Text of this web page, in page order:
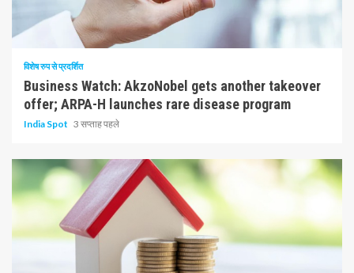
10 न्यूनतम पढ़ा
विशेष रुप से प्रदर्शित
Business Watch: AkzoNobel gets another takeover
offer; ARPA-H launches rare disease program
India Spot 3 सप्ताह पहले